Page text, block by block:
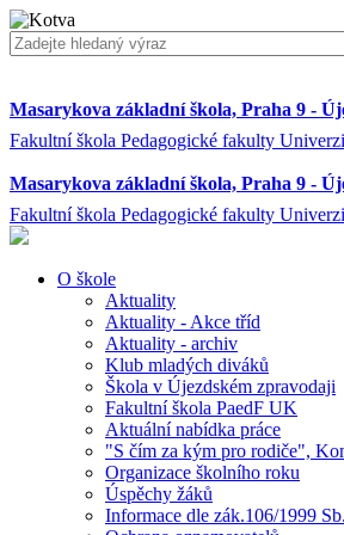
Masarykova základní škola, Praha 9 -
Fakultní škola Pedagogické fakulty
Masarykova základní škola, Praha 9 -
Fakultní škola Pedagogické fakulty
O škole
Aktuality
Aktuality - Akce tříd
Aktuality - archiv
Klub mladých diváků
Škola v Újezdském zpravodaji
Fakultní škola PaedF UK
Aktuální nabídka práce
"S čím za kým pro rodiče",
Organizace školního roku
Úspěchy žáků
Informace dle zák.106/1999 Sb.